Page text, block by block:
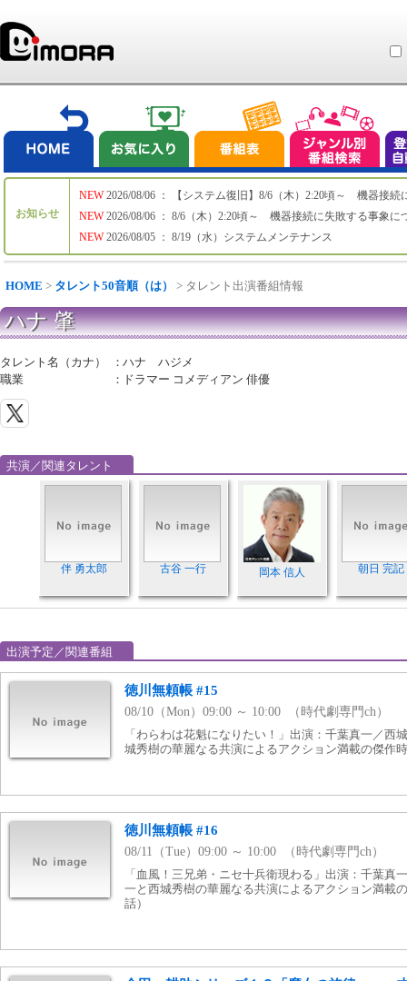
お知らせ
NEW
NEW
NEW
2026/08/06 ： 【システム復旧】8/6（木）2:20頃～ 機器接続
2026/08/06 ： 8/6（木）2:20頃～ 機器接続に失敗する事象に
2026/08/05 ： 8/19（水）システムメンテナンス
HOME > タレント50音順（は） > タレント出演番組情報
ハナ 肇
タレント名（カナ） ：ハナ ハジメ
職業
： ドラマー コメディアン 俳優
共演／関連タレント
伴 勇太郎 古谷 一行 岡本 信人 朝日 完記
出演予定／関連番組
徳川無頼帳 #15
08/10（Mon）09:00 ～ 10:00 （時代劇専門ch）
「わらわは花魁になりたい！」出演：千葉真一／
城秀樹の華麗なる共演によるアクション満載の傑作
徳川無頼帳 #16
08/11（Tue）09:00 ～ 10:00 （時代劇専門ch）
「血風！三兄弟・ニセ十兵衛現わる」出演：千葉
一と西城秀樹の華麗なる共演によるアクション満載
話）